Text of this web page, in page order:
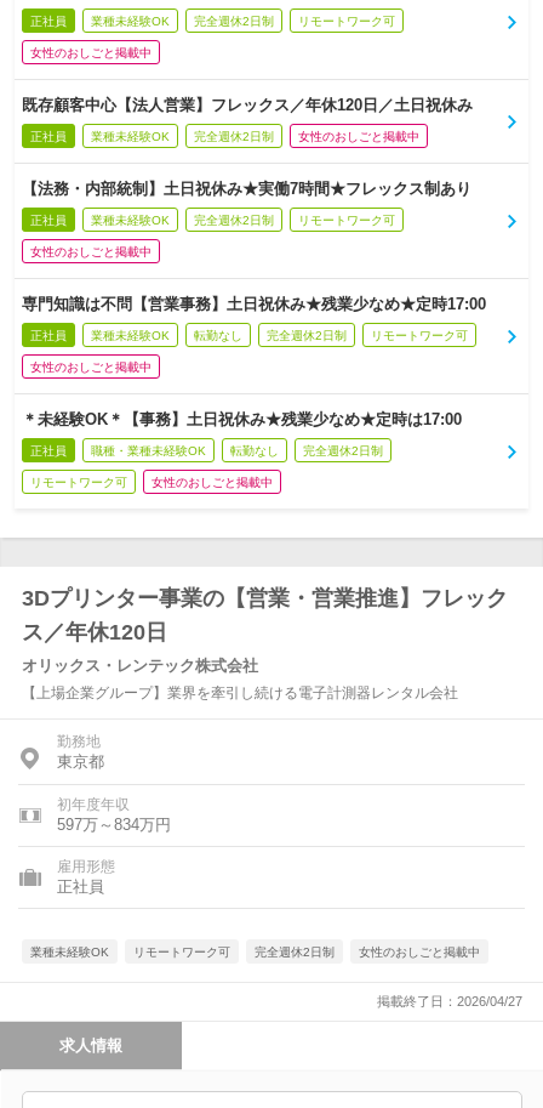
正社員 業種未経験OK 完全週休2日制 リモートワーク可
女性のおしごと掲載中
既存顧客中心【法人営業】フレックス／年休120日／土日祝休み
正社員 業種未経験OK 完全週休2日制 女性のおしごと掲載中
【法務・内部統制】土日祝休み★実働7時間★フレックス制あり
正社員 業種未経験OK 完全週休2日制 リモートワーク可
女性のおしごと掲載中
専門知識は不問【営業事務】土日祝休み★残業少なめ★定時17:00
正社員 業種未経験OK 転勤なし 完全週休2日制 リモートワーク可
女性のおしごと掲載中
＊未経験OK＊【事務】土日祝休み★残業少なめ★定時は17:00
正社員 職種・業種未経験OK 転勤なし 完全週休2日制
リモートワーク可 女性のおしごと掲載中
3Dプリンター事業の【営業・営業推進】フレック
ス／年休120日
オリックス・レンテック株式会社
【上場企業グループ】業界を牽引し続ける電子計測器レンタル会社
勤務地
東京都
初年度年収
597万～834万円
雇用形態
正社員
業種未経験OK リモートワーク可 完全週休2日制 女性のおしごと掲載中
掲載終了日：2026/04/27
求人情報